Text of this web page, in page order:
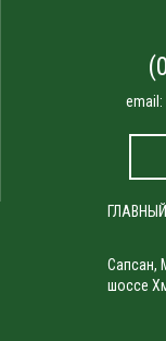
email:
Сапсан,
шоссе